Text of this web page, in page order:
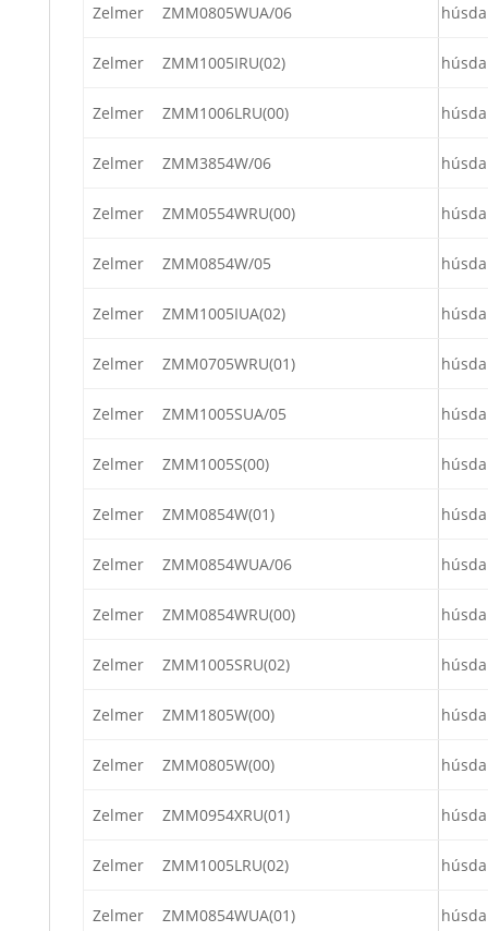
Zelmer ZMM0805WUA/06
Zelmer ZMM1005IRU(02)
Zelmer ZMM1006LRU(00)
Zelmer ZMM3854W/06
Zelmer ZMM0554WRU(00)
Zelmer ZMM0854W/05
Zelmer ZMM1005IUA(02)
Zelmer ZMM0705WRU(01)
Zelmer ZMM1005SUA/05
Zelmer ZMM1005S(00)
Zelmer ZMM0854W(01)
Zelmer ZMM0854WUA/06
Zelmer ZMM0854WRU(00)
Zelmer ZMM1005SRU(02)
Zelmer ZMM1805W(00)
Zelmer ZMM0805W(00)
Zelmer ZMM0954XRU(01)
Zelmer ZMM1005LRU(02)
Zelmer ZMM0854WUA(01)